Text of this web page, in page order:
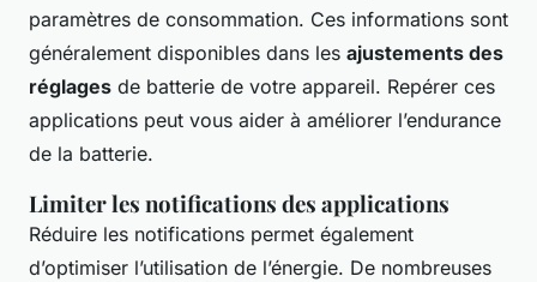
paramètres de consommation. Ces informations sont
généralement disponibles dans les ajustements des
réglages de batterie de votre appareil. Repérer ces
applications peut vous aider à améliorer l’endurance
de la batterie.
Limiter les notifications des applications
Réduire les notifications permet également
d’optimiser l’utilisation de l’énergie. De nombreuses